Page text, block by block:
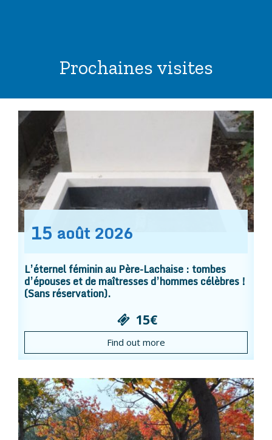
Prochaines visites
15 août 2026
L’éternel féminin au Père-Lachaise : tombes
d’épouses et de maîtresses d’hommes célèbres !
(Sans réservation).
15€
Find out more